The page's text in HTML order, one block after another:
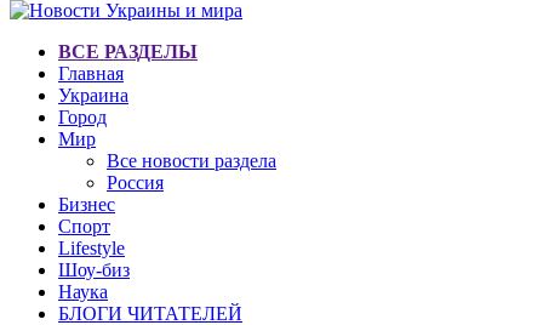
ВСЕ РАЗДЕЛЫ
Главная
Украина
Город
Мир
Все новости раздела
Россия
Бизнес
Спорт
Lifestyle
Шоу-биз
Наука
БЛОГИ ЧИТАТЕЛЕЙ